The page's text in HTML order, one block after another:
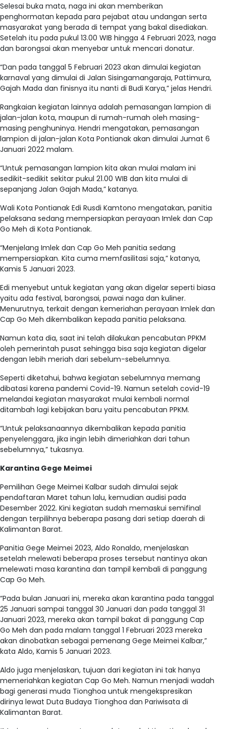
Selesai buka mata, naga ini akan memberikan
penghormatan kepada para pejabat atau undangan serta
masyarakat yang berada di tempat yang bakal disediakan.
Setelah itu pada pukul 13.00 WIB hingga 4 Februari 2023, naga
dan barongsai akan menyebar untuk mencari donatur.
“Dan pada tanggal 5 Februari 2023 akan dimulai kegiatan
karnaval yang dimulai di Jalan Sisingamangaraja, Pattimura,
Gajah Mada dan finisnya itu nanti di Budi Karya,” jelas Hendri.
Rangkaian kegiatan lainnya adalah pemasangan lampion di
jalan-jalan kota, maupun di rumah-rumah oleh masing-
masing penghuninya. Hendri mengatakan, pemasangan
lampion di jalan-jalan Kota Pontianak akan dimulai Jumat 6
Januari 2022 malam.
“Untuk pemasangan lampion kita akan mulai malam ini
sedikit-sedikit sekitar pukul 21.00 WIB dan kita mulai di
sepanjang Jalan Gajah Mada,” katanya.
Wali Kota Pontianak Edi Rusdi Kamtono mengatakan, panitia
pelaksana sedang mempersiapkan perayaan Imlek dan Cap
Go Meh di Kota Pontianak.
“Menjelang Imlek dan Cap Go Meh panitia sedang
mempersiapkan. Kita cuma memfasilitasi saja,” katanya,
Kamis 5 Januari 2023.
Edi menyebut untuk kegiatan yang akan digelar seperti biasa
yaitu ada festival, barongsai, pawai naga dan kuliner.
Menurutnya, terkait dengan kemeriahan perayaan Imlek dan
Cap Go Meh dikembalikan kepada panitia pelaksana.
Namun kata dia, saat ini telah dilakukan pencabutan PPKM
oleh pemerintah pusat sehingga bisa saja kegiatan digelar
dengan lebih meriah dari sebelum-sebelumnya.
Seperti diketahui, bahwa kegiatan sebelumnya memang
dibatasi karena pandemi Covid-19. Namun setelah covid-19
melandai kegiatan masyarakat mulai kembali normal
ditambah lagi kebijakan baru yaitu pencabutan PPKM.
“Untuk pelaksanaannya dikembalikan kepada panitia
penyelenggara, jika ingin lebih dimeriahkan dari tahun
sebelumnya,” tukasnya.
Karantina Gege Meimei
Pemilihan Gege Meimei Kalbar sudah dimulai sejak
pendaftaran Maret tahun lalu, kemudian audisi pada
Desember 2022. Kini kegiatan sudah memaskui semifinal
dengan terpilihnya beberapa pasang dari setiap daerah di
Kalimantan Barat.
Panitia Gege Meimei 2023, Aldo Ronaldo, menjelaskan
setelah melewati beberapa proses tersebut nantinya akan
melewati masa karantina dan tampil kembali di panggung
Cap Go Meh.
“Pada bulan Januari ini, mereka akan karantina pada tanggal
25 Januari sampai tanggal 30 Januari dan pada tanggal 31
Januari 2023, mereka akan tampil bakat di panggung Cap
Go Meh dan pada malam tanggal 1 Februari 2023 mereka
akan dinobatkan sebagai pemenang Gege Meimei Kalbar,”
kata Aldo, Kamis 5 Januari 2023.
Aldo juga menjelaskan, tujuan dari kegiatan ini tak hanya
memeriahkan kegiatan Cap Go Meh. Namun menjadi wadah
bagi generasi muda Tionghoa untuk mengekspresikan
dirinya lewat Duta Budaya Tionghoa dan Pariwisata di
Kalimantan Barat.